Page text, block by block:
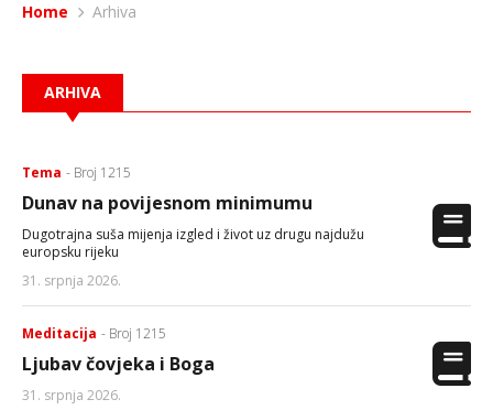
Home Arhiva
ARHIVA
Tema - Broj 1215
Dunav na povijesnom minimumu
Dugotrajna suša mijenja izgled i život uz drugu najdužu
europsku rijeku
31. srpnja 2026.
Meditacija - Broj 1215
Ljubav čovjeka i Boga
31. srpnja 2026.